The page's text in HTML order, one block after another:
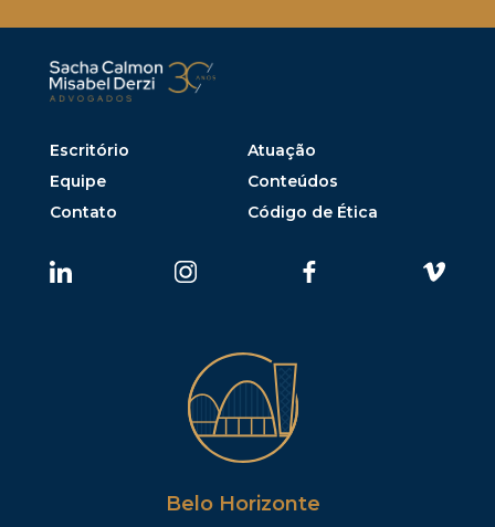
Escritório
Atuação
Equipe
Conteúdos
Contato
Código de Ética
Belo Horizonte